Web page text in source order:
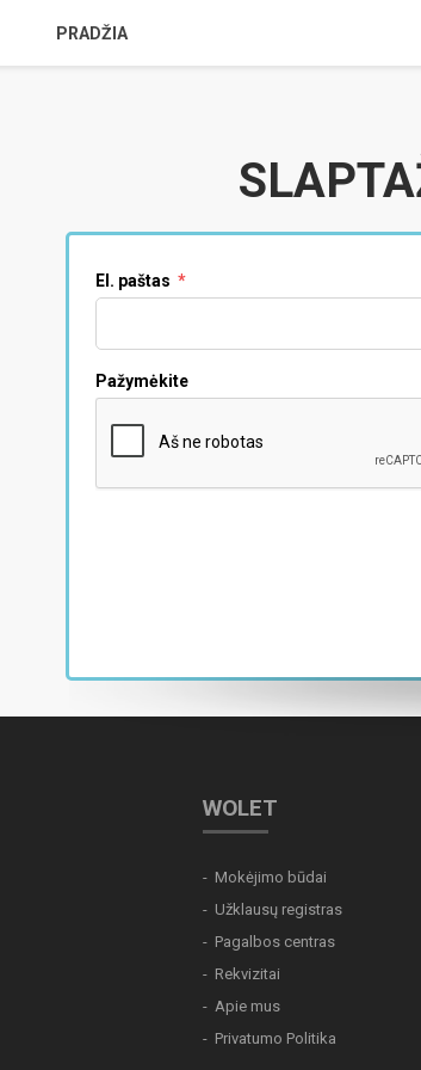
PRADŽIA
El. paštas *
Pažymėkite
WOLET
Mokėjimo būdai
Užklausų registras
Pagalbos centras
Rekvizitai
Apie mus
Privatumo Politika